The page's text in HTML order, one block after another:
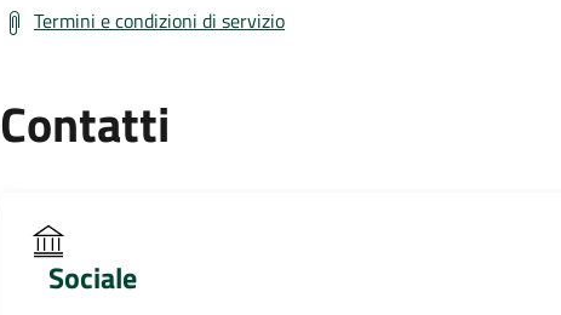
Termini e condizioni di servizio
Contatti
Sociale